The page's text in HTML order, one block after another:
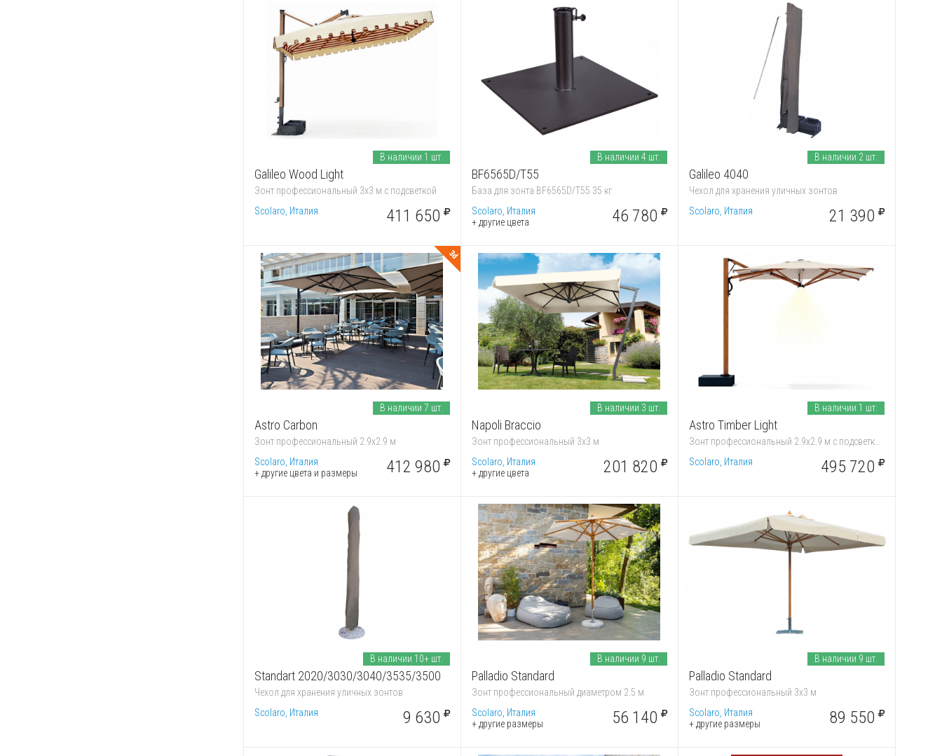
Galileo Wood Light
Зонт профессиональный 3х3 м с подсветкой
Scolaro, Италия
В наличии 1 шт.
411 650
BF6565D/T55
База для зонта BF6565D/T55 35 кг
Scolaro, Италия
+ другие цвета
В наличии 4 шт.
46 780
Galileo 4040
Чехол для хранения уличных зонтов
Scolaro, Италия
В наличии 2 шт.
21 390
3d
Astro Carbon
Зонт профессиональный 2.9х2.9 м
Scolaro, Италия
+ другие цвета и размеры
В наличии 7 шт.
412 980
Napoli Braccio
Зонт профессиональный 3х3 м
Scolaro, Италия
+ другие цвета
В наличии 3 шт.
201 820
Astro Timber Light
Зонт профессиональный 2.9х2.9 м с подсветкой
Scolaro, Италия
В наличии 1 шт.
495 720
Standart 2020/3030/3040/3535/3500
Чехол для хранения уличных зонтов
Scolaro, Италия
В наличии 10+ шт.
9 630
Palladio Standard
Зонт профессиональный диаметром 2.5 м
Scolaro, Италия
+ другие размеры
В наличии 9 шт.
56 140
Palladio Standard
Зонт профессиональный 3х3 м
Scolaro, Италия
+ другие размеры
В наличии 9 шт.
89 550